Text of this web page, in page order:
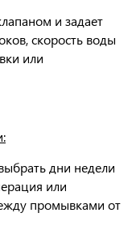
и задает
скорость воды
или
дни недели
или
промывками от